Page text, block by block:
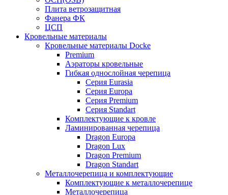
Плита ветрозащитная
Фанера ФК
ЦСП
Кровельные материалы
Кровельные материалы Docke
Premium
Аэраторы кровельные
Гибкая однослойная черепица
Серия Eurasia
Серия Europa
Серия Premium
Серия Standart
Комплектующие к кровле
Ламинированная черепица
Dragon Europa
Dragon Lux
Dragon Premium
Dragon Standart
Металлочерепица и комплектующие
Комплектующие к металлочерепице
Металлочерепица